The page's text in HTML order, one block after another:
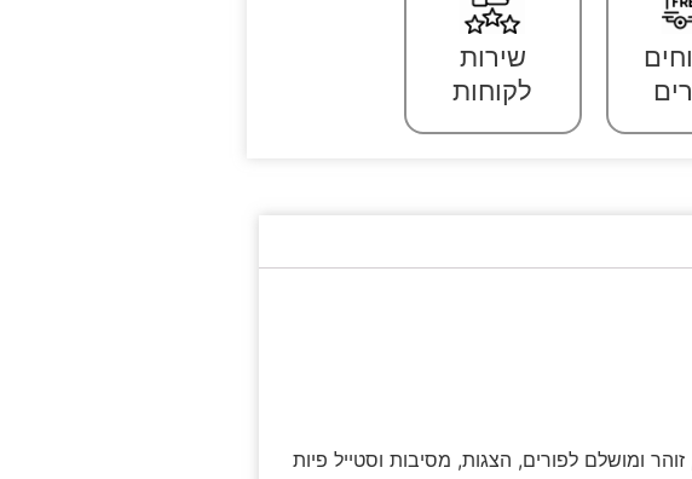
שירות
לקוחות
ומושלם לפורים, הצגות, מסיבות וסטייל פיות